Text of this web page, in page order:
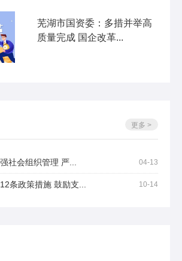
芜湖市国资委：多措并举高
质量完成 国企改革...
更多 >
社会组织管理 严... 04-13
条政策措施 鼓励支... 10-14